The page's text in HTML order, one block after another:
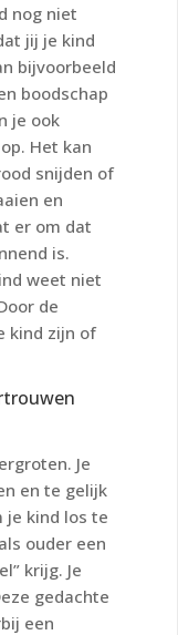
nog niet
jij je kind
bijvoorbeeld
boodschap
je ook
Het kan
snijden of
en
er om dat
is.
weet niet
de
kind zijn of
Je
en te gelijk
je kind los te
ouder een
krijg. Je
gedachte
een